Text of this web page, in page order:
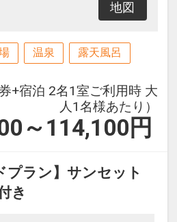
地図
温泉 露天風呂
券+宿泊 2名1室ご利用時 大
人1名様あたり）
～114,100 円
プラン】サンセット
き